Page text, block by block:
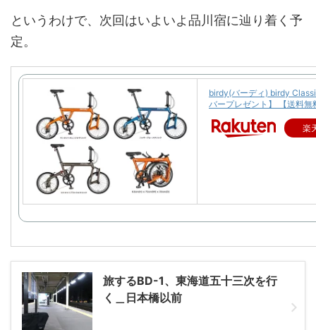
というわけで、次回はいよいよ品川宿に辿り着く予
定。
birdy(バーディ) birdy
バープレゼント】 【送料無
楽
旅するBD-1、東海道五十三次を行
く＿日本橋以前